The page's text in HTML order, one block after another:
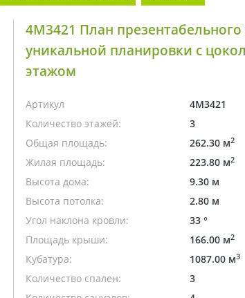
4M3421 План
уникальной планировки с
этажом
Артикул
4M3421
Количество этажей:
3
Общая площадь:
262.30 м2
Жилая площадь: 223.80 м2
Высота дома:
9.30 м
Высота потолка:
2.80 м
Угол наклона кровли:
33 °
Площадь крыши:
166.00 м2
Кубатура: 1087.00 м3
Количество спален:
3